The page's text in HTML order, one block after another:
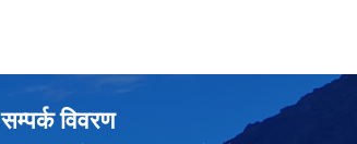
सम्पर्क विवरण